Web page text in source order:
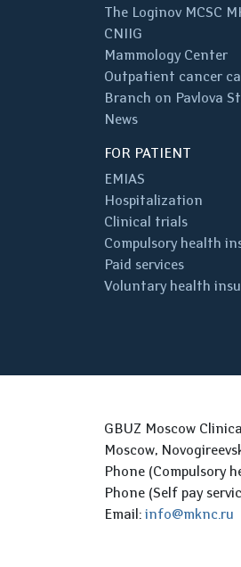
The Loginov MCSC
CNIIG
Mammology Center
Outpatient cancer
Branch on Pavlova
News
FOR PATIENT
EMIAS
Hospitalization
Clinical trials
Compulsory health
Paid services
Voluntary health
GBUZ Moscow
Moscow,
Phone (Compulsory
Phone (Self pay
Email: info@mknc.ru